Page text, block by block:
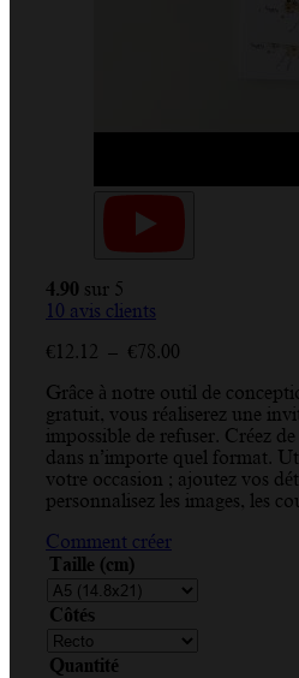
4.90 sur 5
10 avis clients
€12.12 – €78.00
prix :
€12.12
à
€78.00
Grâce à notre outil de
gratuit, vous réaliserez une
impossible de refuser. Créez
dans n’importe quel format.
votre occasion ; ajoutez vos
personnalisez les images, les
Comment créer
Taille (cm)
Côtés
Quantité